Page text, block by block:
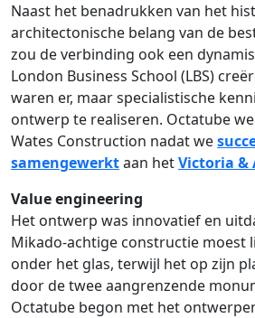
Naast het benadrukken van het
architectonische belang van de
zou de verbinding ook een
London Business School (LBS)
waren er, maar specialistische
ontwerp te realiseren. Octatube
Wates Construction nadat we
samengewerktaan hetVictoria &
Value engineering
Het ontwerp was innovatief en
Mikado-achtige constructie moest
onder het glas, terwijl het op zijn
door de twee aangrenzende
Octatube begon met het